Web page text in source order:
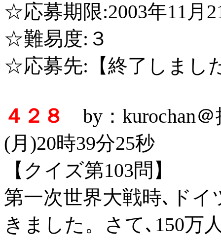
☆応募期限:2003年11月
☆難易度:３
☆応募先:【終了しまし
４２８
by：kurochan
(月)20時39分25秒
【クイズ第103問】
第一次世界大戦時､ド
きました。さて､150万